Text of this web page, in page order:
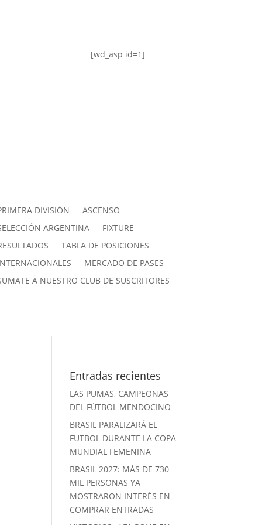
[wd_asp id=1]
DIVISIÓN
ASCENSO
ARGENTINA
FIXTURE
TABLA DE POSICIONES
MERCADO DE PASES
A NUESTRO CLUB DE SUSCRITORES
Entradas recientes
LAS PUMAS, CAMPEONAS
DEL FÚTBOL MENDOCINO
BRASIL PARALIZARÁ EL
FUTBOL DURANTE LA COPA
MUNDIAL FEMENINA
BRASIL 2027: MÁS DE 730
MIL PERSONAS YA
MOSTRARON INTERÉS EN
COMPRAR ENTRADAS